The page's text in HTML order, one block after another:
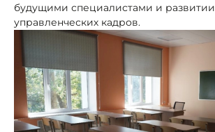
будущими специалистами и развитии
управленческих кадров.